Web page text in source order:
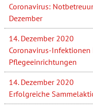
Coronavirus:
Dezember
14. Dezember 2020
Coronavirus-
Pflegeeinrichtungen
14. Dezember 2020
Erfolgreiche